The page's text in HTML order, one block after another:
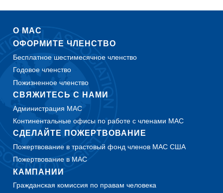
О МАС
ОФОРМИТЕ ЧЛЕНСТВО
Бесплатное шестимесячное членство
Годовое членство
Пожизненное членство
СВЯЖИТЕСЬ С НАМИ
Администрация МАС
Континентальные офисы по работе с членами МАС
СДЕЛАЙТЕ ПОЖЕРТВОВАНИЕ
Пожертвование в трастовый фонд членов МАС США
Пожертвование в МАС
КАМПАНИИ
Гражданская комиссия по правам человека